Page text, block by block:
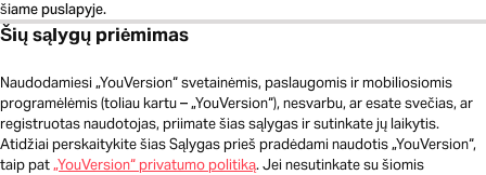
šiame puslapyje.
Šių sąlygų priėmimas
Naudodamiesi „YouVersion“ svetainėmis, paslaugomis ir mobiliosiomis
programėlėmis (toliau kartu – „YouVersion“), nesvarbu, ar esate svečias, ar
registruotas naudotojas, priimate šias sąlygas ir sutinkate jų laikytis.
Atidžiai perskaitykite šias Sąlygas prieš pradėdami naudotis „YouVersion“,
taip pat„YouVersion“ privatumo politiką. Jei nesutinkate su šiomis